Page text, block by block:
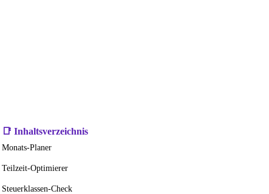
📑 Inhaltsverzeichnis
Monats-Planer
Teilzeit-Optimierer
Steuerklassen-Check